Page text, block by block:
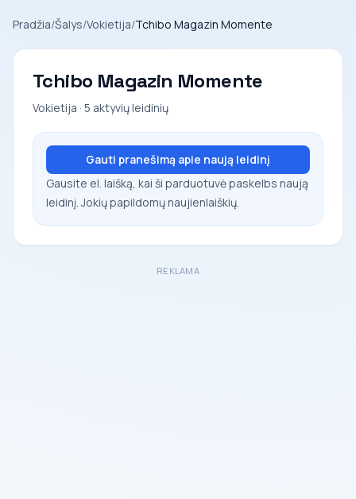
Pradžia/Šalys/Vokietija/Tchibo Magazin Momente
Tchibo Magazin Momente
Vokietija · 5 aktyvių leidinių
Gauti pranešimą apie naują leidinį
Gausite el. laišką, kai ši parduotuvė paskelbs naują
leidinį. Jokių papildomų naujienlaiškių.
REKLAMA